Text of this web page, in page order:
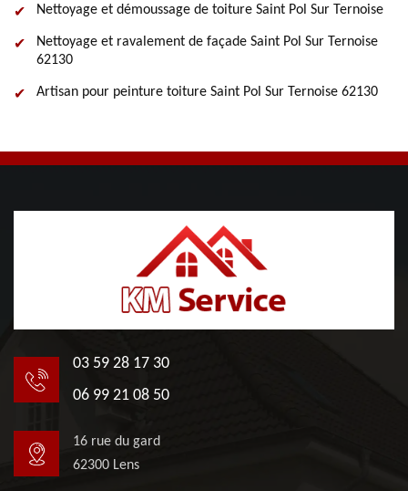
Nettoyage et démoussage de toiture Saint Pol Sur Ternoise
Nettoyage et ravalement de façade Saint Pol Sur Ternoise
62130
Artisan pour peinture toiture Saint Pol Sur Ternoise 62130
03 59 28 17 30
06 99 21 08 50
16 rue du gard
62300 Lens